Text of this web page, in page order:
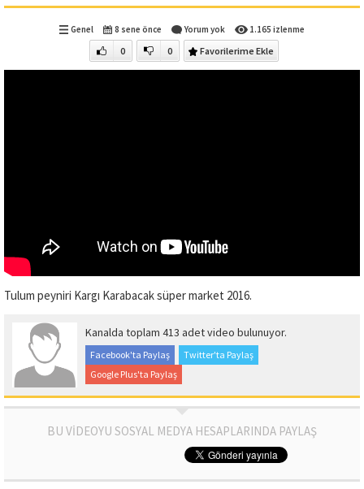
Genel 8 sene önce Yorum yok 1.165 izlenme
0 0 Favorilerime Ekle
Tulum peyniri Kargı Karabacak süper market 2016.
Kanalda toplam 413 adet video bulunuyor.
Facebook'ta Paylaş
Twitter'ta Paylaş
Google Plus'ta Paylaş
BU VİDEOYU SOSYAL MEDYA HESAPLARINDA PAYLAŞ